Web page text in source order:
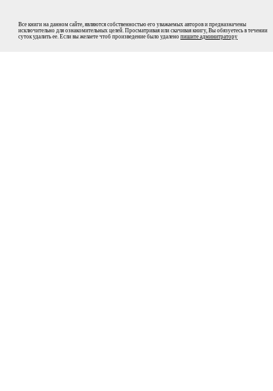
Все книги на данном сайте, являются собственностью его уважаемых авторов и предназначены
исключительно для ознакомительных целей. Просматривая или скачивая книгу, Вы обязуетесь в течении
суток удалить ее. Если вы желаете чтоб произведение было удалено пишите админитратору